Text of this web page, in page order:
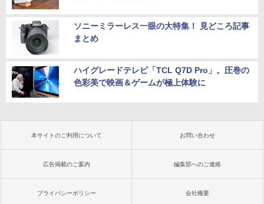
ソニーミラーレス一眼の大特集！ 見どころ記事
まとめ
ハイグレードテレビ「TCL Q7D Pro」。圧巻の
色彩美で映画＆ゲームが極上体験に
本サイトのご利用について お問い合わせ
広告掲載のご案内 編集部へのご連絡
プライバシーポリシー 会社概要